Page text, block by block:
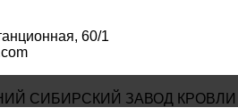
60/1
СИБИРСКИЙ ЗАВОД КРОВЛИ